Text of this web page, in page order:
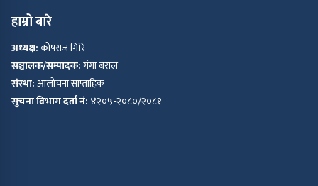
हाम्रो बारे
अध्यक्ष:कोषराज गिरि
सञ्चालक/सम्पादक:गंगा बराल
संस्था:आलोचना साप्ताहिक
सुचना विभाग दर्ता नं: ४२०५-२०८०/२०८१